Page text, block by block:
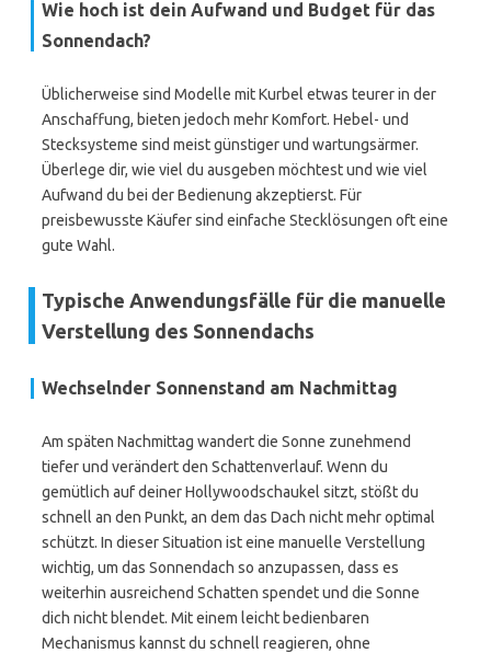
Wie hoch ist dein Aufwand und Budget für das
Sonnendach?
Üblicherweise sind Modelle mit Kurbel etwas teurer in der
Anschaffung, bieten jedoch mehr Komfort. Hebel- und
Stecksysteme sind meist günstiger und wartungsärmer.
Überlege dir, wie viel du ausgeben möchtest und wie viel
Aufwand du bei der Bedienung akzeptierst. Für
preisbewusste Käufer sind einfache Stecklösungen oft eine
gute Wahl.
Typische Anwendungsfälle für die manuelle
Verstellung des Sonnendachs
Wechselnder Sonnenstand am Nachmittag
Am späten Nachmittag wandert die Sonne zunehmend
tiefer und verändert den Schattenverlauf. Wenn du
gemütlich auf deiner Hollywoodschaukel sitzt, stößt du
schnell an den Punkt, an dem das Dach nicht mehr optimal
schützt. In dieser Situation ist eine manuelle Verstellung
wichtig, um das Sonnendach so anzupassen, dass es
weiterhin ausreichend Schatten spendet und die Sonne
dich nicht blendet. Mit einem leicht bedienbaren
Mechanismus kannst du schnell reagieren, ohne